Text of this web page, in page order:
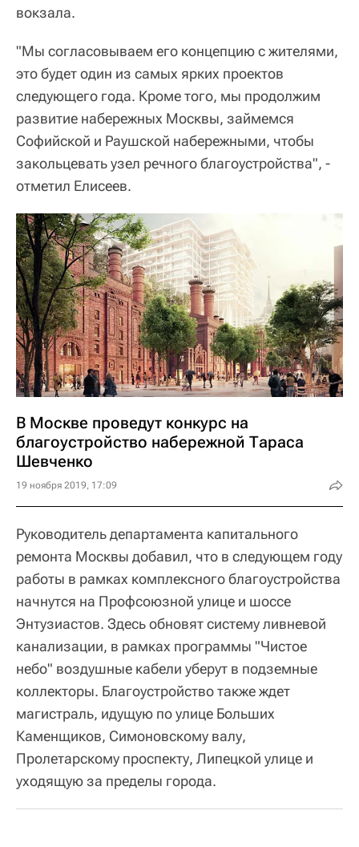
вокзала.
"Мы согласовываем его концепцию с жителями,
это будет один из самых ярких проектов
следующего года. Кроме того, мы продолжим
развитие набережных Москвы, займемся
Софийской и Раушской набережными, чтобы
закольцевать узел речного благоустройства", -
отметил Елисеев.
В Москве проведут конкурс на
благоустройство набережной Тараса
Шевченко
19 ноября 2019, 17:09
Руководитель департамента капитального
ремонта Москвы добавил, что в следующем году
работы в рамках комплексного благоустройства
начнутся на Профсоюзной улице и шоссе
Энтузиастов. Здесь обновят систему ливневой
канализации, в рамках программы "Чистое
небо" воздушные кабели уберут в подземные
коллекторы. Благоустройство также ждет
магистраль, идущую по улице Больших
Каменщиков, Симоновскому валу,
Пролетарскому проспекту, Липецкой улице и
уходящую за пределы города.